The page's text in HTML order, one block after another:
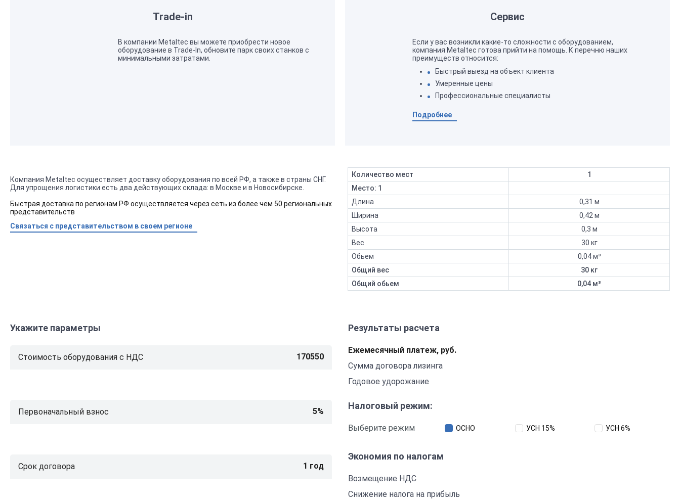
Trade-in
В компании Metaltec вы можете приобрести новое
оборудование в Trade-In, обновите парк своих станков с
минимальными затратами.
Сервис
Если у вас возникли какие-то сложности с оборудованием,
компания Metaltec готова прийти на помощь. К перечню наших
преимуществ относится:
Быстрый выезд на объект клиента
Умеренные цены
Профессиональные специалисты
Подробнее
Компания Metaltec осуществляет доставку оборудования по всей РФ, а также в страны СНГ.
Для упрощения логистики есть два действующих склада: в Москве и в Новосибирске.
Быстрая доставка по регионам РФ осуществляется через сеть из более чем 50 региональных
представительств
Связаться с представительством в своем регионе
Количество мест
1
Место: 1
Длина
0,31 м
Ширина
0,42 м
Высота
0,3 м
Вес
30 кг
Обьем
0,04 м³
Общий вес
30 кг
Общий обьем
0,04 м³
Укажите параметры
Стоимость оборудования с НДС
Первоначальный взнос
Срок договора
Результаты расчета
Ежемесячный платеж, руб.
Сумма договора лизинга
Годовое удорожание
Налоговый режим:
Выберите режим ОСНО УСН 15% УСН 6%
Экономия по налогам
Возмещение НДС
Снижение налога на прибыль